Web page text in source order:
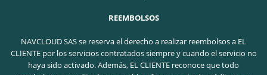
REEMBOLSOS
NAVCLOUD SAS se reserva el derecho a realizar reembolsos a EL
CLIENTE por los servicios contratados siempre y cuando el servicio no
haya sido activado. Además, EL CLIENTE reconoce que todo